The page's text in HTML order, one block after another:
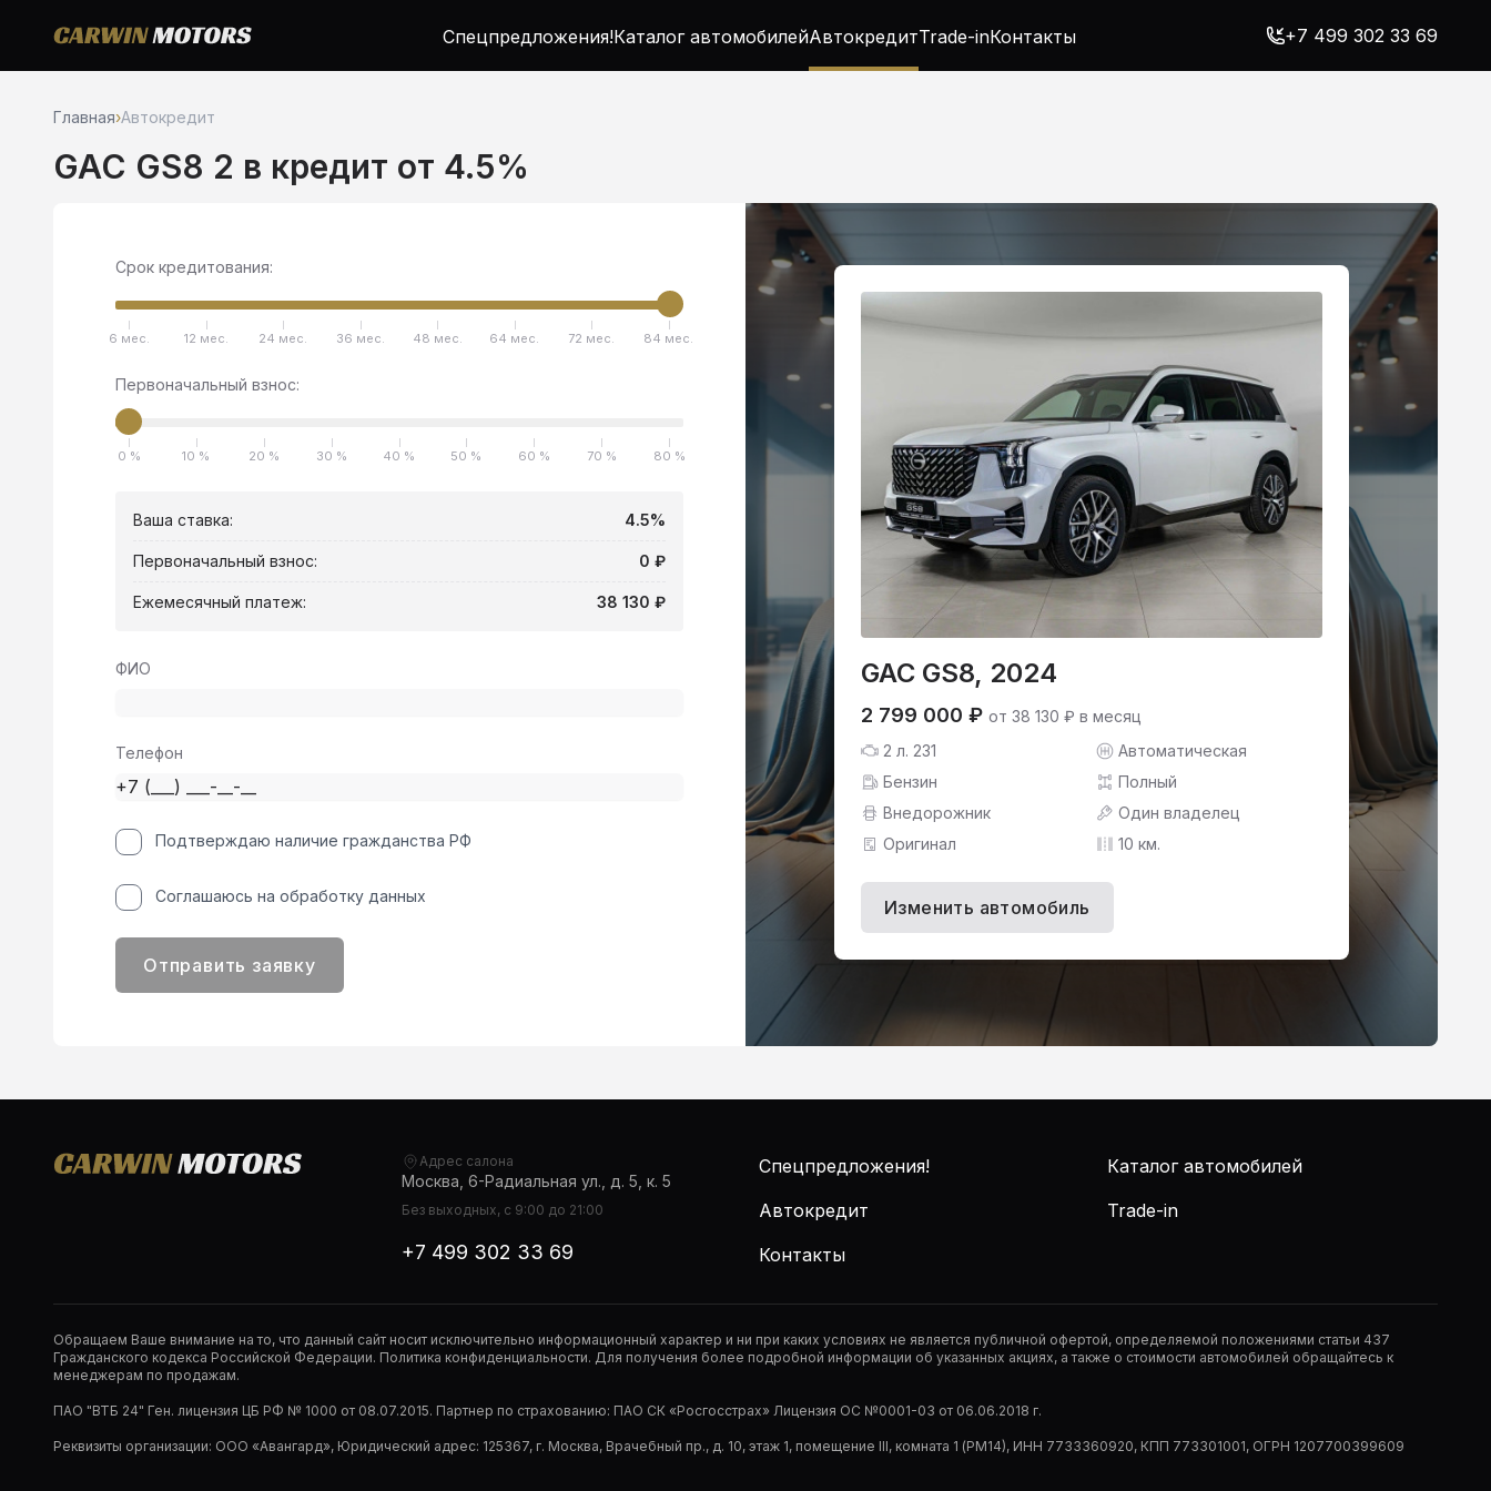
Спецпредложения!Каталог автомобилейАвтокредитTrade-inКонтакты +7 499 302 33 69
Главная›Автокредит
GAC GS8 2 в кредит от 4.5%
GAC GS8, 2024
2 799 000 ₽ от 38 130 ₽ в месяц
2 л. 231
Автоматическая
Бензин
Полный
Внедорожник
Один владелец
Оригинал
10 км.
Изменить автомобиль
Срок кредитования:
6 мес. 12 мес. 24 мес. 36 мес. 48 мес. 64 мес. 72 мес. 84 мес.
Первоначальный взнос:
0 % 10 % 20 % 30 % 40 % 50 % 60 % 70 % 80 %
Ваша ставка: 4.5%
Первоначальный взнос: 0 ₽
Ежемесячный платеж: 38 130 ₽
ФИО
Телефон
Подтверждаю наличие гражданства РФ
Соглашаюсь на обработку данных
Отправить заявку
Адрес салона
Москва, 6-Радиальная ул., д. 5, к. 5
Без выходных, с 9:00 до 21:00
+7 499 302 33 69
Спецпредложения!
Каталог автомобилей
Автокредит
Trade-in
Контакты
Обращаем Ваше внимание на то, что данный сайт носит исключительно информационный характер и ни при каких условиях не является публичной офертой, определяемой положениями статьи 437
Гражданского кодекса Российской Федерации. Политика конфиденциальности. Для получения более подробной информации об указанных акциях, а также о стоимости автомобилей обращайтесь к
менеджерам по продажам.
ПАО "ВТБ 24" Ген. лицензия ЦБ РФ № 1000 от 08.07.2015. Партнер по страхованию: ПАО СК «Росгосстрах» Лицензия ОС №0001-03 от 06.06.2018 г.
Реквизиты организации: ООО «Авангард», Юридический адрес: 125367, г. Москва, Врачебный пр., д. 10, этаж 1, помещение III, комната 1 (РМ14), ИНН 7733360920, КПП 773301001, ОГРН 1207700399609